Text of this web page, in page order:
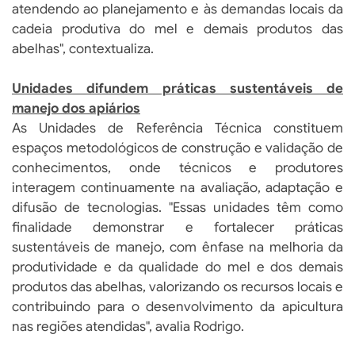
atendendo ao planejamento e às demandas locais da
cadeia produtiva do mel e demais produtos das
abelhas", contextualiza.
Unidades difundem práticas sustentáveis de
manejo dos apiários
As Unidades de Referência Técnica constituem
espaços metodológicos de construção e validação de
conhecimentos, onde técnicos e produtores
interagem continuamente na avaliação, adaptação e
difusão de tecnologias. "Essas unidades têm como
finalidade demonstrar e fortalecer práticas
sustentáveis de manejo, com ênfase na melhoria da
produtividade e da qualidade do mel e dos demais
produtos das abelhas, valorizando os recursos locais e
contribuindo para o desenvolvimento da apicultura
nas regiões atendidas", avalia Rodrigo.